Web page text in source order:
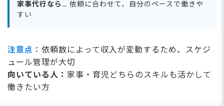
家事代行なら… 依頼に合わせて、自分のペースで働きや
すい
注意点： 依頼数によって収入が変動するため、スケジ
ュール管理が大切
向いている人： 家事・育児どちらのスキルも活かして
働きたい方